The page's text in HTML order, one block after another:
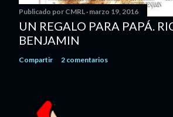
Publicado por CMRL marzo 19, 2016
UN REGALO PARA PAPÁ.
BENJAMIN
Compartir 2 comentarios